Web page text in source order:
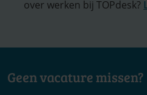
over werken bij TOPdesk?
Geen vacature missen?